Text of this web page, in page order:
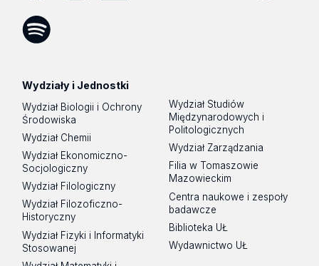
Wydziały i Jednostki
Wydział Biologii i Ochrony
Środowiska
Wydział Chemii
Wydział Ekonomiczno-
Socjologiczny
Wydział Filologiczny
Wydział Filozoficzno-
Historyczny
Wydział Fizyki i Informatyki
Stosowanej
Wydział Studiów
Międzynarodowych i
Politologicznych
Wydział Zarządzania
Filia w Tomaszowie
Mazowieckim
Centra naukowe i zespoły
badawcze
Biblioteka UŁ
Wydawnictwo UŁ